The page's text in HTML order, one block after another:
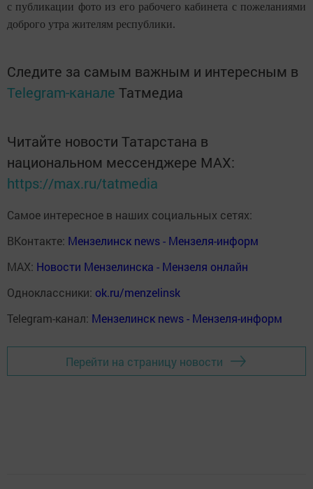
с публикации фото из его рабочего кабинета с пожеланиями
доброго утра жителям республики.
Следите за самым важным и интересным в
Telegram-канале Татмедиа
Читайте новости Татарстана в
национальном мессенджере MАХ:
https://max.ru/tatmedia
Самое интересное в наших социальных сетях:
ВКонтакте: Мензелинск news - Мензеля-информ
MAX: Новости Мензелинска - Мензеля онлайн
Одноклассники: ok.ru/menzelinsk
Telegram-канал: Мензелинск news - Мензеля-информ
Перейти на страницу новости